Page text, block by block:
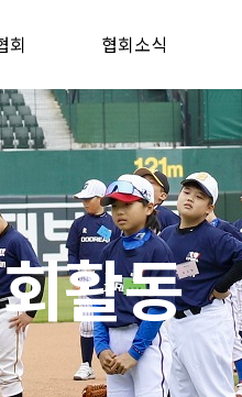
회 협회소식
활동